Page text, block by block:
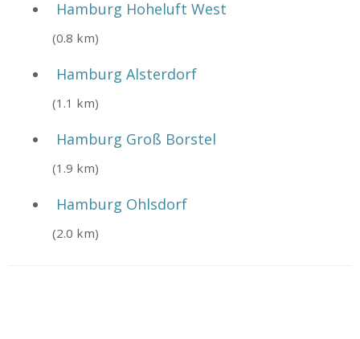
Hamburg Hoheluft West
(0.8 km)
Hamburg Alsterdorf
(1.1 km)
Hamburg Groß Borstel
(1.9 km)
Hamburg Ohlsdorf
(2.0 km)